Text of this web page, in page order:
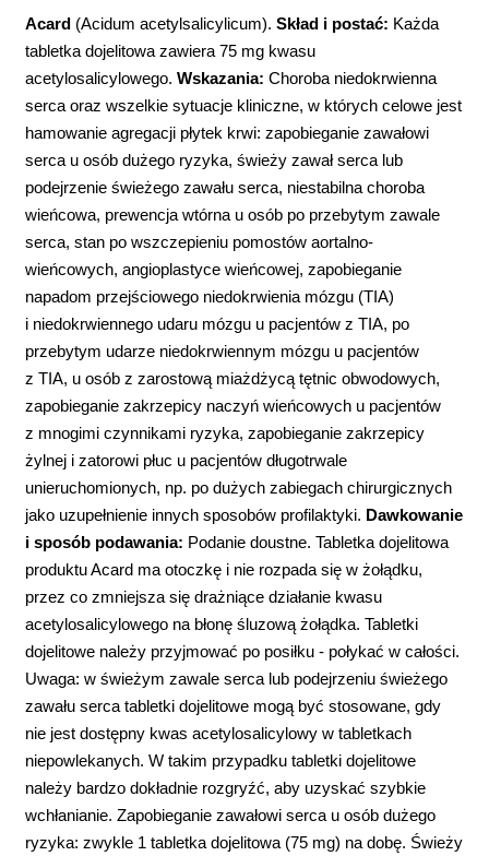
Acard (Acidum acetylsalicylicum).Skład i postać: Każda
tabletka dojelitowa zawiera 75 mg kwasu
acetylosalicylowego.Wskazania: Choroba niedokrwienna
serca oraz wszelkie sytuacje kliniczne, w których celowe jest
hamowanie agregacji płytek krwi: zapobieganie zawałowi
serca u osób dużego ryzyka, świeży zawał serca lub
podejrzenie świeżego zawału serca, niestabilna choroba
wieńcowa, prewencja wtórna u osób po przebytym zawale
serca, stan po wszczepieniu pomostów aortalno-
wieńcowych, angioplastyce wieńcowej, zapobieganie
napadom przejściowego niedokrwienia mózgu (TIA)
i niedokrwiennego udaru mózgu u pacjentów z TIA, po
przebytym udarze niedokrwiennym mózgu u pacjentów
z TIA, u osób z zarostową miażdżycą tętnic obwodowych,
zapobieganie zakrzepicy naczyń wieńcowych u pacjentów
z mnogimi czynnikami ryzyka, zapobieganie zakrzepicy
żylnej i zatorowi płuc u pacjentów długotrwale
unieruchomionych, np. po dużych zabiegach chirurgicznych
jako uzupełnienie innych sposobów profilaktyki. Dawkowanie
i sposób podawania: Podanie doustne. Tabletka dojelitowa
produktu Acard ma otoczkę i nie rozpada się w żołądku,
przez co zmniejsza się drażniące działanie kwasu
acetylosalicylowego na błonę śluzową żołądka. Tabletki
dojelitowe należy przyjmować po posiłku - połykać w całości.
Uwaga: w świeżym zawale serca lub podejrzeniu świeżego
zawału serca tabletki dojelitowe mogą być stosowane, gdy
nie jest dostępny kwas acetylosalicylowy w tabletkach
niepowlekanych. W takim przypadku tabletki dojelitowe
należy bardzo dokładnie rozgryźć, aby uzyskać szybkie
wchłanianie. Zapobieganie zawałowi serca u osób dużego
ryzyka: zwykle 1 tabletka dojelitowa (75 mg) na dobę. Świeży